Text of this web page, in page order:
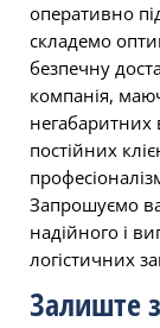
оперативно
складемо
безпечну
компанія,
негабаритних
постійних
Запрошуємо
надійного і
логістичних
Залиште